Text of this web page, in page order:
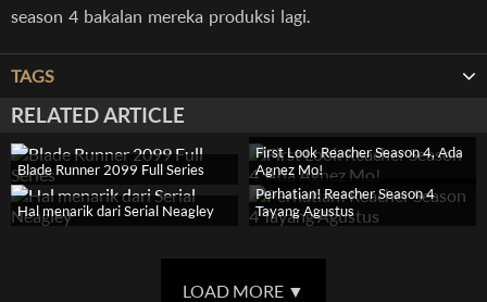
season 4 bakalan mereka produksi lagi.
TAGS
RELATED ARTICLE
Blade Runner 2099 Full Series
First Look Reacher Season 4, Ada
Agnez Mo!
Hal menarik dari Serial Neagley
Perhatian! Reacher Season 4
Tayang Agustus
LOAD MORE ▼